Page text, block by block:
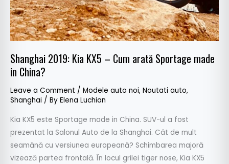
Shanghai 2019: Kia KX5 – Cum arată Sportage made
in China?
Leave a Comment / Modele auto noi, Noutati auto,
Shanghai / By Elena Luchian
Kia KX5 este Sportage made in China. SUV-ul a fost
prezentat la Salonul Auto de la Shanghai. Cât de mult
seamănă cu versiunea europeană? Schimbarea majoră
vizează partea frontală. În locul grilei tiger nose, Kia KX5
in
China?